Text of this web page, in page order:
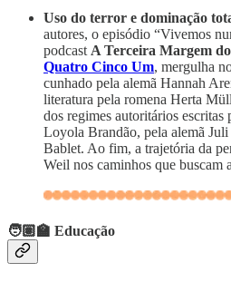
Uso do terror e dominação
autores, o episódio “Vivemos
podcast A Terceira Margem
Quatro Cinco Um, mergulha
cunhado pela alemã Hannah
literatura pela romena Herta
dos regimes autoritários
Loyola Brandão, pela alemã
Bablet. Ao fim, a trajetória da
Weil nos caminhos que buscam
🧑🏽‍🏫 Educação